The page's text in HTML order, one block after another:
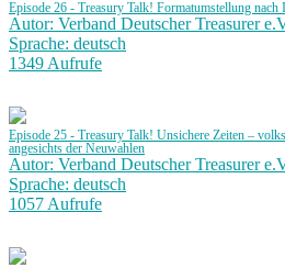
Episode 26 - Treasury Talk! Formatumstellung nach
Autor: Verband Deutscher Treasurer
Sprache: deutsch
1349 Aufrufe
Episode 25 - Treasury Talk! Unsichere Zeiten –
angesichts der Neuwahlen
Autor: Verband Deutscher Treasurer
Sprache: deutsch
1057 Aufrufe